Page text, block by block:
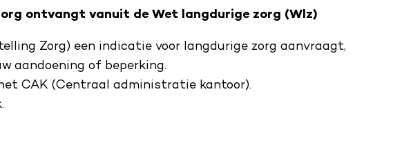
ontvangt vanuit de Wet langdurige zorg (Wlz)
Zorg) een indicatie voor langdurige zorg aanvraagt,
aandoening of beperking.
CAK (Centraal administratie kantoor).